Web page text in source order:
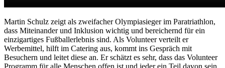
Martin Schulz zeigt als zweifacher Olympiasieger im Paratriathlon,
dass Miteinander und Inklusion wichtig und bereichernd für ein
einzigartiges Fußballerlebnis sind. Als Volunteer verteilt er
Werbemittel, hilft im Catering aus, kommt ins Gespräch mit
Besuchern und leitet diese an. Er schätzt es sehr, dass das Volunteer
Programm für alle Menschen offen ist und jeder ein Teil davon sein